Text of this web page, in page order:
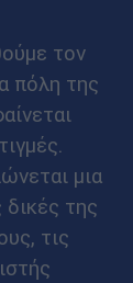
τον
πόλη της
μια
δικές της
τις